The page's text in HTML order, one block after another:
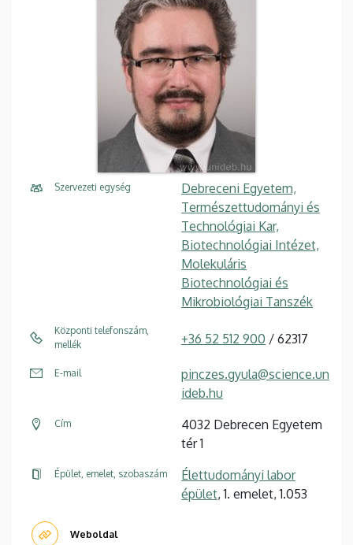
Szervezeti egység
Debreceni Egyetem,
Természettudományi és
Technológiai Kar,
Biotechnológiai Intézet,
Molekuláris
Biotechnológiai és
Mikrobiológiai Tanszék
Központi telefonszám,
mellék
+36 52 512 900 / 62317
E-mail
pinczes.gyula@science.un
ideb.hu
Cím
4032 Debrecen Egyetem
tér 1
Épület, emelet, szobaszám
Élettudományi labor
épület, 1. emelet, 1.053
Weboldal